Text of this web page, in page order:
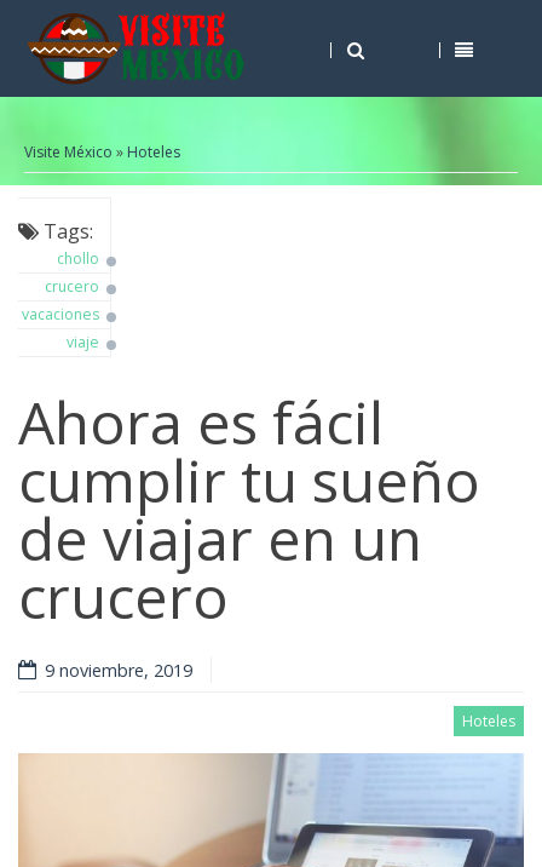
Visite México » Hoteles
Tags:
chollo
crucero
vacaciones
viaje
Ahora es fácil
cumplir tu sueño
de viajar en un
crucero
9 noviembre, 2019
Hoteles